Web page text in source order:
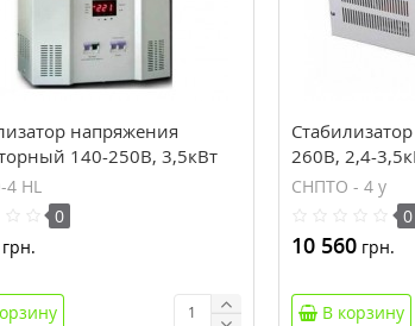
напряжения
140-250В, 3,5кВт
4 HL
HL
0
260В, 2,4-
у
СНПТО - 4 у
0
10 560грн.
В корзину